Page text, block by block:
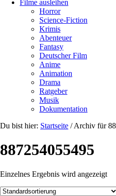
Filme ausleihen
Horror
Science-Fiction
Krimis
Abenteuer
Fantasy
Deutscher Film
Anime
Animation
Drama
Ratgeber
Musik
Dokumentation
Du bist hier: Startseite /Archiv für
887254055495
Einzelnes Ergebnis wird angezeigt